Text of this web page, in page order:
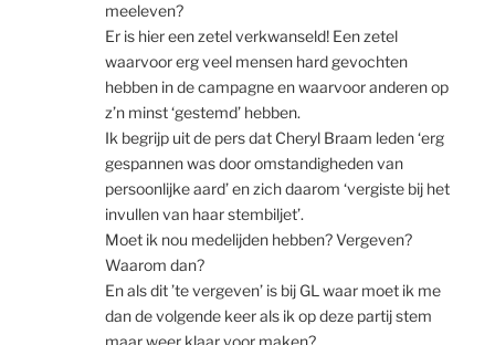
meeleven?
Er is hier een zetel verkwanseld! Een zetel
waarvoor erg veel mensen hard gevochten
hebben in de campagne en waarvoor anderen op
z’n minst ‘gestemd’ hebben.
Ik begrijp uit de pers dat Cheryl Braam leden ‘erg
gespannen was door omstandigheden van
persoonlijke aard’ en zich daarom ‘vergiste bij het
invullen van haar stembiljet’.
Moet ik nou medelijden hebben? Vergeven?
Waarom dan?
En als dit ’te vergeven’ is bij GL waar moet ik me
dan de volgende keer als ik op deze partij stem